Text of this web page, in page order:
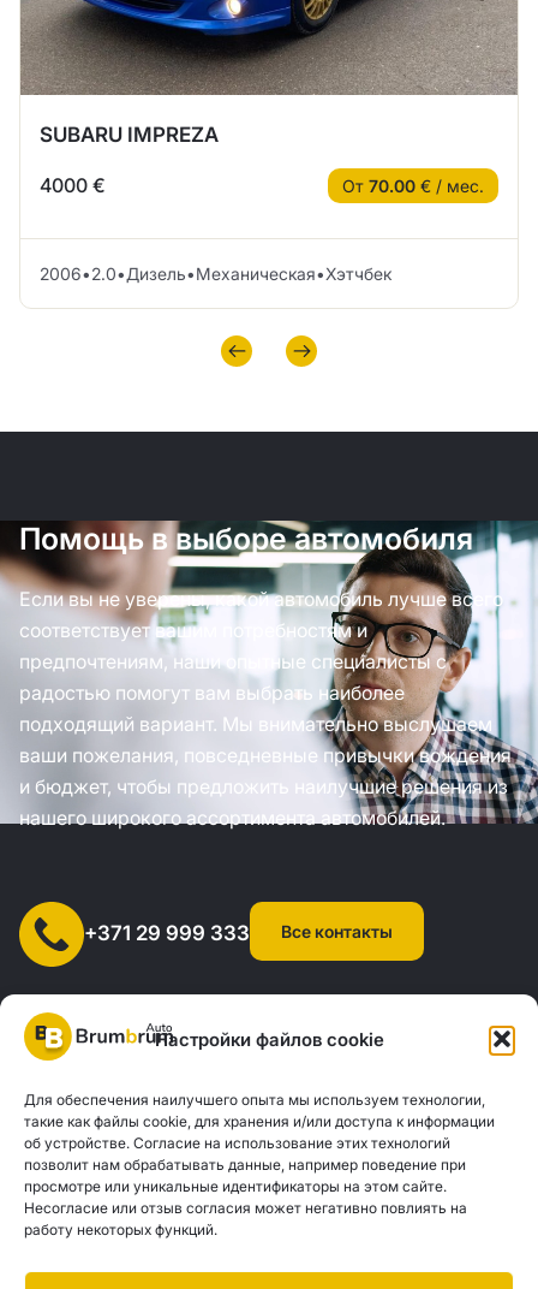
Настройки файлов cookie
Для обеспечения наилучшего опыта мы используем технологии,
такие как файлы cookie, для хранения и/или доступа к информации
об устройстве. Согласие на использование этих технологий
позволит нам обрабатывать данные, например поведение при
просмотре или уникальные идентификаторы на этом сайте.
Несогласие или отзыв согласия может негативно повлиять на
работу некоторых функций.
SUBARU IMPREZA
4000 € От 70.00 € / мес.
2006•2.0•Дизель•Механическая•Хэтчбек
Помощь в выборе автомобиля
Если вы не уверены, какой автомобиль лучше всего
соответствует вашим потребностям и
предпочтениям, наши опытные специалисты с
радостью помогут вам выбрать наиболее
подходящий вариант. Мы внимательно выслушаем
ваши пожелания, повседневные привычки вождения
и бюджет, чтобы предложить наилучшие решения из
нашего широкого ассортимента автомобилей.
+371 29 999 333 Все контакты
SIA "AUTOCLICK", рег. № 40203371960, адрес: ул. Мазюмправас
77, Рига, LV-1063 |20260160
Политика конфиденциальностиКонтакты
Brum Brum Auto не является финансовым учреждением, но сотрудничает с